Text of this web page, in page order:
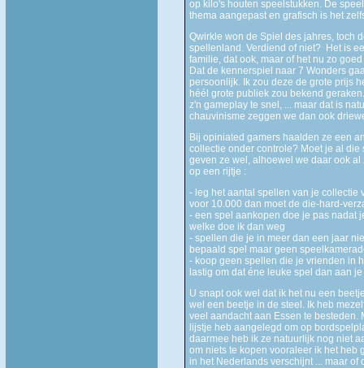
op kilo's houten speelstukken. De
thema aangepast en grafisch is het
Qwirkle won de Spiel des jahres, toch
spellenland. Verdiend of niet? Het is
familie, dat ook, maar of het nu zo
Dat de kennerspiel naar 7 Wonders
persoonlijk. Ik zou deze de grote prijs
héél grote publiek zou bekend
z'n gameplay te snel, ... maar dat is
chauvinisme zeggen we dan ook
Bij opiniated gamers haalden ze een
collectie onder controle? Moet je al
geven ze wel, alhoewel we daar ook
op een rijtje :
- leg het aantal spellen van je collectie
voor 10.000 dan moet de die-hard-
- een spel aankopen doe je pas nadat
welke doe ik dan weg
- spellen die je in meer dan een jaar
bepaald spel maar geen
- koop geen spellen die je vrienden in
lastig om dat éne leuke spel dan aan
U snapt ook wel dat ik het nu een
wel een beetje in de steel. Ik heb
veel aandacht aan Essen te besteden.
lijstje heb aangelegd om op
daarmee heb ik ze natuurlijk nog niet
om niets te kopen vooraleer ik het heb
in het Nederlands verschijnt ... maar